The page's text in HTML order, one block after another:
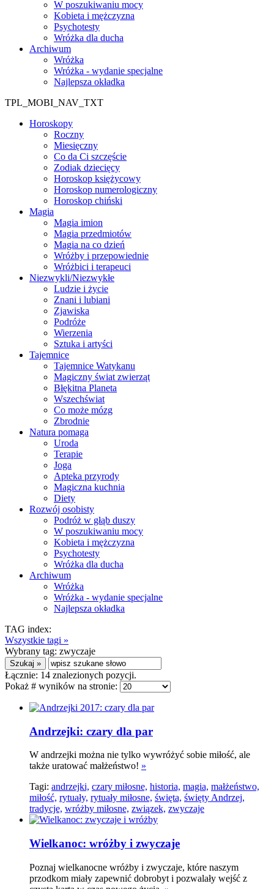
W poszukiwaniu mocy
Kobieta i mężczyzna
Psychotesty
Wróżka dla ducha
Archiwum
Wróżka
Wróżka - wydanie specjalne
Najlepsza okładka
TPL_MOBI_NAV_TXT
Horoskopy
Roczny
Miesięczny
Co da Ci szczęście
Zodiak dziecięcy
Horoskop księżycowy
Horoskop numerologiczny
Horoskop chiński
Magia
Magia imion
Magia przedmiotów
Magia na co dzień
Wróżby i przepowiednie
Wróżbici i terapeuci
Niezwykli/Niezwykłe
Ludzie i życie
Znani i lubiani
Zjawiska
Podróże
Wierzenia
Sztuka i artyści
Tajemnice
Tajemnice Watykanu
Magiczny świat zwierząt
Błękitna Planeta
Wszechświat
Co może mózg
Zbrodnie
Natura pomaga
Uroda
Terapie
Joga
Apteka przyrody
Magiczna kuchnia
Diety
Rozwój osobisty
Podróż w głąb duszy
W poszukiwaniu mocy
Kobieta i mężczyzna
Psychotesty
Wróżka dla ducha
Archiwum
Wróżka
Wróżka - wydanie specjalne
Najlepsza okładka
TAG index:
Wszystkie tagi »
Wybrany tag: zwyczaje
Łącznie: 14 znalezionych pozycji.
Pokaż # wyników na stronie:
Andrzejki: czary dla par
W andrzejki można nie tylko wywróżyć sobie miłość, ale
także uratować małżeństwo! »
Tagi: andrzejki, czary miłosne, historia, magia, małżeństwo,
miłość, rytuały, rytuały miłosne, święta, święty Andrzej,
tradycje, wróżby miłosne, związek, zwyczaje
Wielkanoc: wróżby i zwyczaje
Poznaj wielkanocne wróżby i zwyczaje, które naszym
przodkom miały zapewnić dobrobyt i pozwalały wejść z